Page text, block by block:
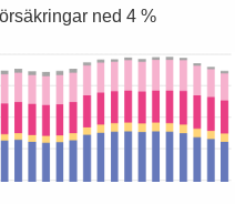
ned 4 %